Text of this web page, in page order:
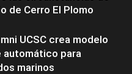
de Cerro El Plomo
UCSC crea modelo
automático para
marinos